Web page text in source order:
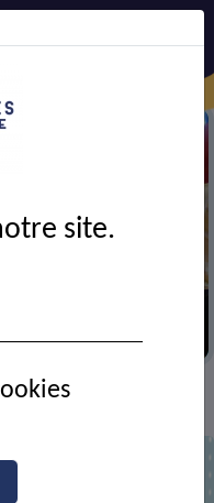
documentaires
site.